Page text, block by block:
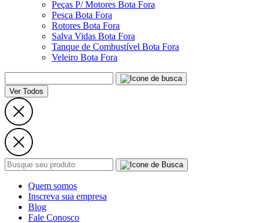
Peças P/ Motores Bota Fora
Pesca Bota Fora
Rotores Bota Fora
Salva Vidas Bota Fora
Tanque de Combustível Bota Fora
Veleiro Bota Fora
Ver Todos
Quem somos
Inscreva sua empresa
Blog
Fale Conosco